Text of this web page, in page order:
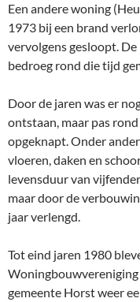
Een andere woning
1973 bij een brand
vervolgens gesloopt.
bedroeg rond die tijd
Door de jaren was er
ontstaan, maar pas
opgeknapt. Onder
vloeren, daken en
levensduur van
maar door de
jaar verlengd.
Tot eind jaren 1980
gemeente Horst weer